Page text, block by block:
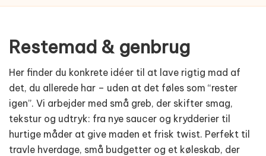
Restemad & genbrug
Her finder du konkrete idéer til at lave rigtig mad af
det, du allerede har – uden at det føles som “rester
igen”. Vi arbejder med små greb, der skifter smag,
tekstur og udtryk: fra nye saucer og krydderier til
hurtige måder at give maden et frisk twist. Perfekt til
travle hverdage, små budgetter og et køleskab, der